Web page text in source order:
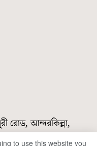
রোড, আন্দরকিল্লা,
to use this website you